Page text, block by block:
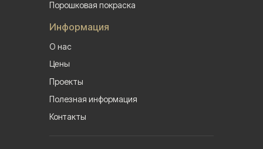
Порошковая покраска
Информация
О нас
Цены
Проекты
Полезная информация
Контакты